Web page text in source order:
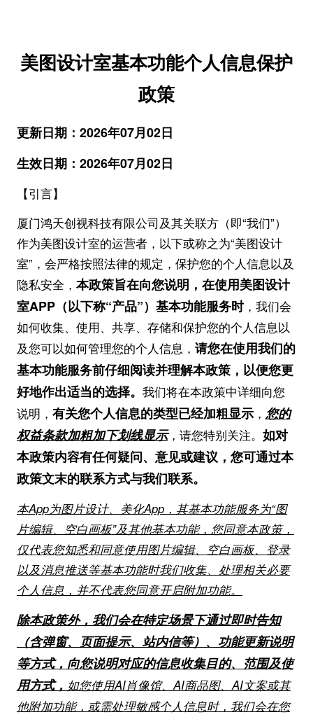
美图设计室基本功能个人信息保护
政策
更新日期：2026年07月02日
生效日期：2026年07月02日
【引言】
厦门鸿天创视科技有限公司及其关联方（即“我们”）
作为美图设计室的运营者，以下或称之为“美图设计
室”，会严格按照法律的规定，保护您的个人信息以及
隐私安全， 本政策旨在向您说明，在使用美图设计
室APP（以下称“产品”）基本功能服务时，我们会
如何收集、使用、共享、存储和保护您的个人信息以
及您可以如何管理您的个人信息， 请您在使用我们的
基本功能服务前仔细阅读并理解本政策，以便您更
好地作出适当的选择。 我们将在本政策中详细向您
说明， 有关您个人信息的类型已经加粗显示， 您的
权益条款加粗加下划线显示，请您特别关注。 如对
本政策内容有任何疑问、意见或建议，您可通过本
政策文末的联系方式与我们联系。
本App为图片设计、美化App， 其基本功能服务为“图
片编辑、 空白画板”及其他基本功能， 您同意本政策，
仅代表您知悉和同意使用图片编辑、 空白画板、 登录
以及消息推送等基本功能时我们收集、处理相关必要
个人信息，并不代表您同意开启附加功能。
除本政策外，我们会在特定场景下通过即时告知
（含弹窗、页面提示、站内信等）、功能更新说明
等方式，向您说明对应的信息收集目的、范围及使
用方式， 如您使用AI肖像馆、AI商品图、AI文案或其
他附加功能， 或需处理敏感个人信息时，我们会在您